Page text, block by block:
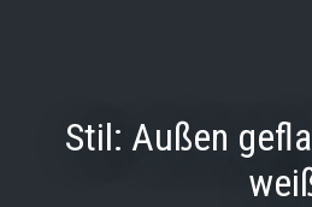
Stil: Außen